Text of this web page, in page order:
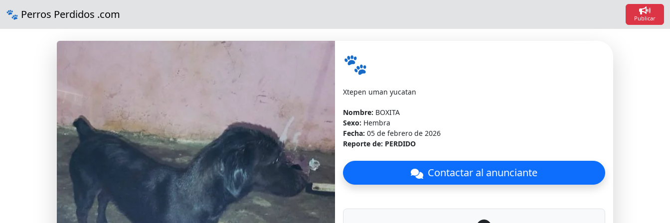
🐾 Perros Perdidos .com Publicar
🐾
Nombre: BOXITA
Sexo: Hembra
Fecha: 05 de febrero de 2026
Reporte de: PERDIDO
Contactar al anunciante